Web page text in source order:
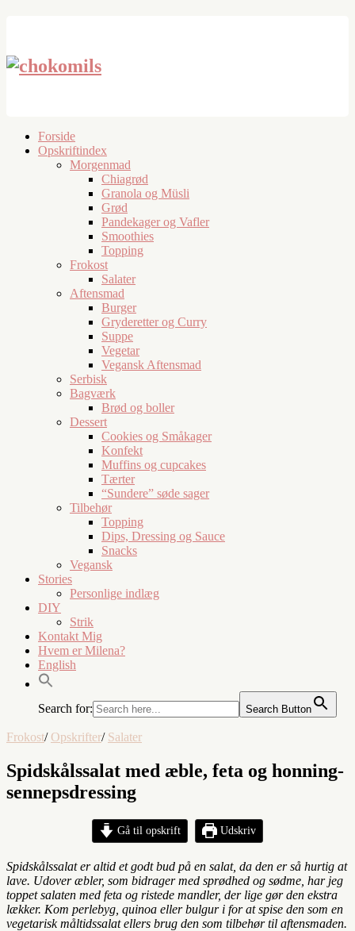
Forside
Opskriftindex
Morgenmad
Chiagrød
Granola og Müsli
Grød
Pandekager og Vafler
Smoothies
Topping
Frokost
Salater
Aftensmad
Burger
Gryderetter og Curry
Suppe
Vegetar
Vegansk Aftensmad
Serbisk
Bagværk
Brød og boller
Dessert
Cookies og Småkager
Konfekt
Muffins og cupcakes
Tærter
“Sundere” søde sager
Tilbehør
Topping
Dips, Dressing og Sauce
Snacks
Vegansk
Stories
Personlige indlæg
DIY
Strik
Kontakt Mig
Hvem er Milena?
English
Search for: Search Button
Frokost/ Opskrifter/ Salater
Spidskålssalat med æble, feta og honning-
sennepsdressing
Gå til opskrift Udskriv
Spidskålssalat er altid et godt bud på en salat, da den er så hurtig at
lave. Udover æbler, som bidrager med sprødhed og sødme, har jeg
toppet salaten med feta og ristede mandler, der lige gør den ekstra
lækker. Kom perlebyg, quinoa eller bulgur i for at spise den som en
vegetarisk måltidssalat ellers brug den som tilbehør til aftensmaden.